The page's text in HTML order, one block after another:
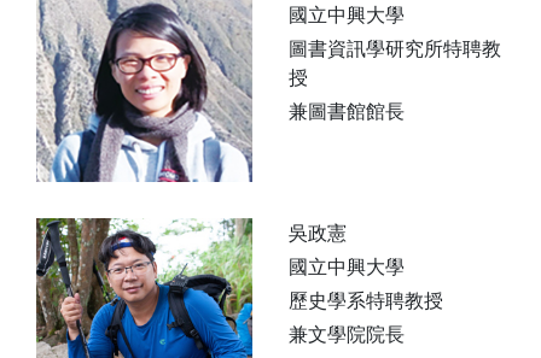
國立中興大學
圖書資訊學研究所特聘教
授
兼圖書館館長
吳政憲
國立中興大學
歷史學系特聘教授
兼文學院院長